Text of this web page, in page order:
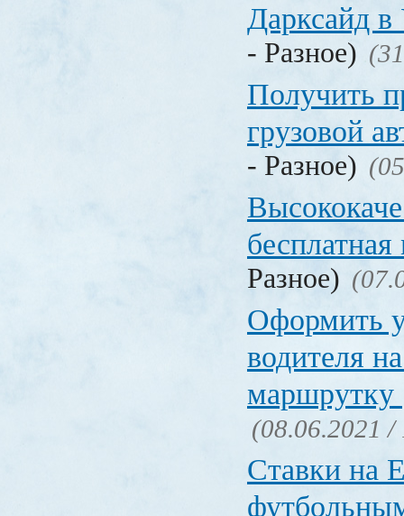
Дарксайд в
- Разное)
Получить
грузовой
- Разное)
Разное)
Оформить
водителя
маршрутку
(08.06.2021 /
Ставки на